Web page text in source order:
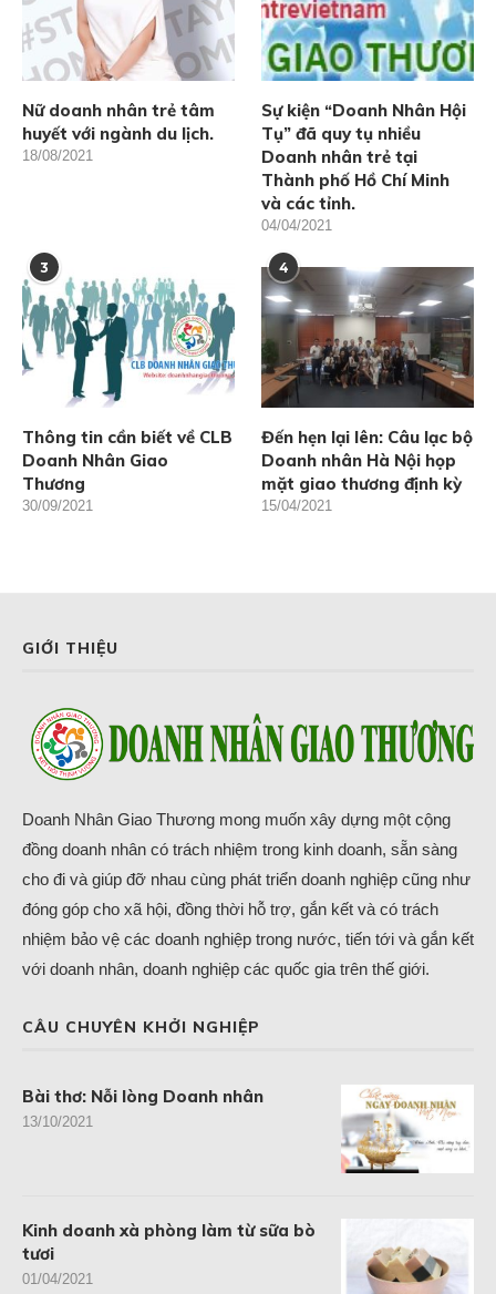
Nữ doanh nhân trẻ tâm
huyết với ngành du lịch.
18/08/2021
Sự kiện “Doanh Nhân Hội
Tụ” đã quy tụ nhiều
Doanh nhân trẻ tại
Thành phố Hồ Chí Minh
và các tỉnh.
04/04/2021
3
Thông tin cần biết về CLB
Doanh Nhân Giao
Thương
30/09/2021
4
Đến hẹn lại lên: Câu lạc bộ
Doanh nhân Hà Nội họp
mặt giao thương định kỳ
15/04/2021
GIỚI THIỆU
Doanh Nhân Giao Thương mong muốn xây dựng một cộng
đồng doanh nhân có trách nhiệm trong kinh doanh, sẵn sàng
cho đi và giúp đỡ nhau cùng phát triển doanh nghiệp cũng như
đóng góp cho xã hội, đồng thời hỗ trợ, gắn kết và có trách
nhiệm bảo vệ các doanh nghiệp trong nước, tiến tới và gắn kết
với doanh nhân, doanh nghiệp các quốc gia trên thế giới.
CÂU CHUYÊN KHỞI NGHIỆP
Bài thơ: Nỗi lòng Doanh nhân
13/10/2021
Kinh doanh xà phòng làm từ sữa bò
tươi
01/04/2021